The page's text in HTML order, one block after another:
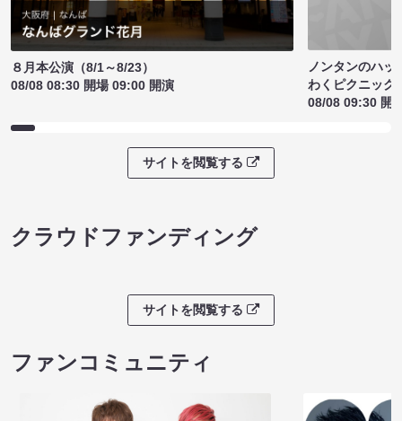
８月本公演（8/1～8/23）
08/08 08:30 開場 09:00 開演
ノンタンのハッ
わくピクニック
08/08 09:30 開
サイトを閲覧する
クラウドファンディング
サイトを閲覧する
ファンコミュニティ